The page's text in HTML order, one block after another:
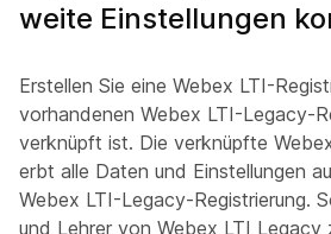
weite Einstellungen
Erstellen Sie eine Webex LTI-
vorhandenen Webex LTI-Legacy-
verknüpft ist. Die verknüpfte
erbt alle Daten und Einstellungen
Webex LTI-Legacy-Registrierung.
und Lehrer von Webex LTI Legacy